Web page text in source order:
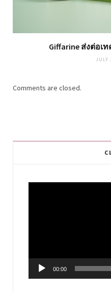
Giffarine ส่งต่อเ
JULY
Comments are closed.
00:00